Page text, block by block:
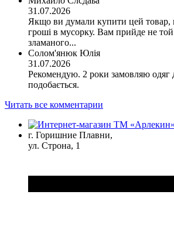
31.07.2026
Якщо ви думали купити цей товар,
гроші в мусорку. Вам прийде не той
зламаного...
Солом'янюк Юлія
31.07.2026
Рекомендую. 2 роки замовляю одяг
подобається.
Читать все комментарии
г. Горишние Плавни,
ул. Строна, 1